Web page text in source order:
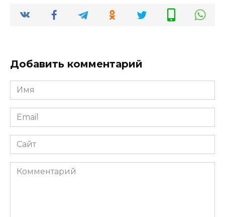
Добавить комментарий
Имя
*
Email
*
Сайт
Комментарий